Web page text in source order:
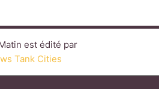
TWITTERFACEBOOK
YOUTUBE